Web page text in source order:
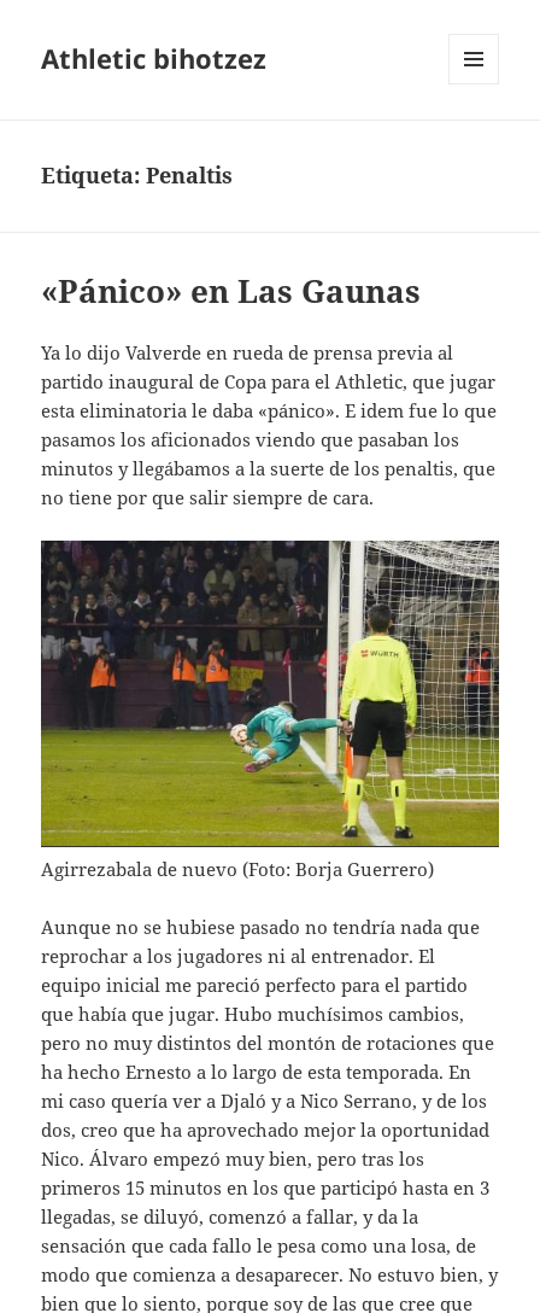
Athletic bihotzez
Etiqueta:Penaltis
«Pánico» en Las Gaunas
Ya lo dijo Valverde en rueda de prensa previa al
partido inaugural de Copa para el Athletic, que jugar
esta eliminatoria le daba «pánico». E idem fue lo que
pasamos los aficionados viendo que pasaban los
minutos y llegábamos a la suerte de los penaltis, que
no tiene por que salir siempre de cara.
Agirrezabala de nuevo (Foto: Borja Guerrero)
Aunque no se hubiese pasado no tendría nada que
reprochar a los jugadores ni al entrenador. El
equipo inicial me pareció perfecto para el partido
que había que jugar. Hubo muchísimos cambios,
pero no muy distintos del montón de rotaciones que
ha hecho Ernesto a lo largo de esta temporada. En
mi caso quería ver a Djaló y a Nico Serrano, y de los
dos, creo que ha aprovechado mejor la oportunidad
Nico. Álvaro empezó muy bien, pero tras los
primeros 15 minutos en los que participó hasta en 3
llegadas, se diluyó, comenzó a fallar, y da la
sensación que cada fallo le pesa como una losa, de
modo que comienza a desaparecer. No estuvo bien, y
bien que lo siento, porque soy de las que cree que